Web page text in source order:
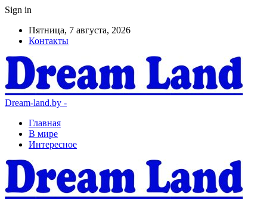
Sign in
Пятница, 7 августа, 2026
Контакты
Dream-land.by -
Главная
В мире
Интересное